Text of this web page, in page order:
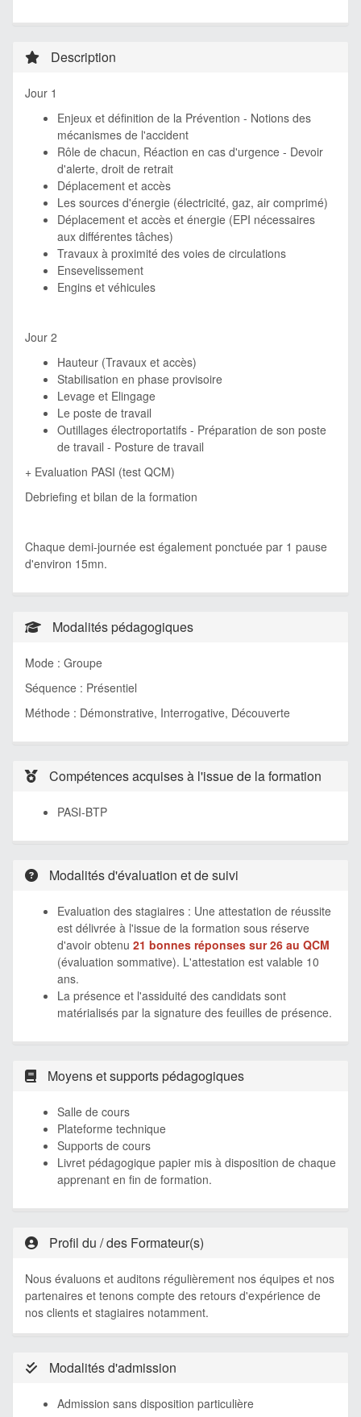
Description
Jour 1
Enjeux et définition de la Prévention - Notions des
mécanismes de l'accident
Rôle de chacun, Réaction en cas d'urgence - Devoir
d'alerte, droit de retrait
Déplacement et accès
Les sources d'énergie (électricité, gaz, air comprimé)
Déplacement et accès et énergie (EPI nécessaires
aux différentes tâches)
Travaux à proximité des voies de circulations
Ensevelissement
Engins et véhicules
Jour 2
Hauteur (Travaux et accès)
Stabilisation en phase provisoire
Levage et Elingage
Le poste de travail
Outillages électroportatifs - Préparation de son poste
de travail - Posture de travail
+ Evaluation PASI (test QCM)
Debriefing et bilan de la formation
Chaque demi-journée est également ponctuée par 1 pause
d'environ 15mn.
Modalités pédagogiques
Mode : Groupe
Séquence : Présentiel
Méthode : Démonstrative, Interrogative, Découverte
Compétences acquises à l'issue de la formation
PASI-BTP
Modalités d'évaluation et de suivi
Evaluation des stagiaires : Une attestation de réussite
est délivrée à l'issue de la formation sous réserve
d'avoir obtenu 21 bonnes réponses sur 26 au QCM
(évaluation sommative). L'attestation est valable 10
ans.
La présence et l'assiduité des candidats sont
matérialisés par la signature des feuilles de présence.
Moyens et supports pédagogiques
Salle de cours
Plateforme technique
Supports de cours
Livret pédagogique papier mis à disposition de chaque
apprenant en fin de formation.
Profil du / des Formateur(s)
Nous évaluons et auditons régulièrement nos équipes et nos
partenaires et tenons compte des retours d'expérience de
nos clients et stagiaires notamment.
Modalités d'admission
Admission sans disposition particulière